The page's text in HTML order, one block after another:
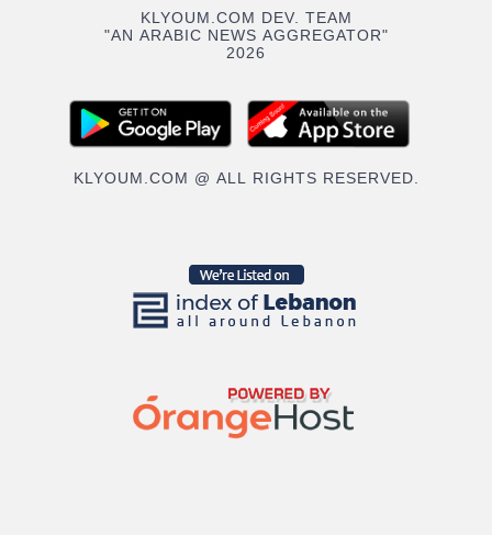
KLYOUM.COM DEV. TEAM
"AN ARABIC NEWS AGGREGATOR"
2026
KLYOUM.COM @ ALL RIGHTS RESERVED.